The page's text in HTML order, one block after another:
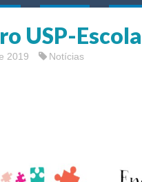
USP-
2019 Notícias